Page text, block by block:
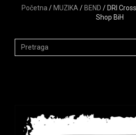
Početna / MUZIKA / BEND / DRI
Shop BiH